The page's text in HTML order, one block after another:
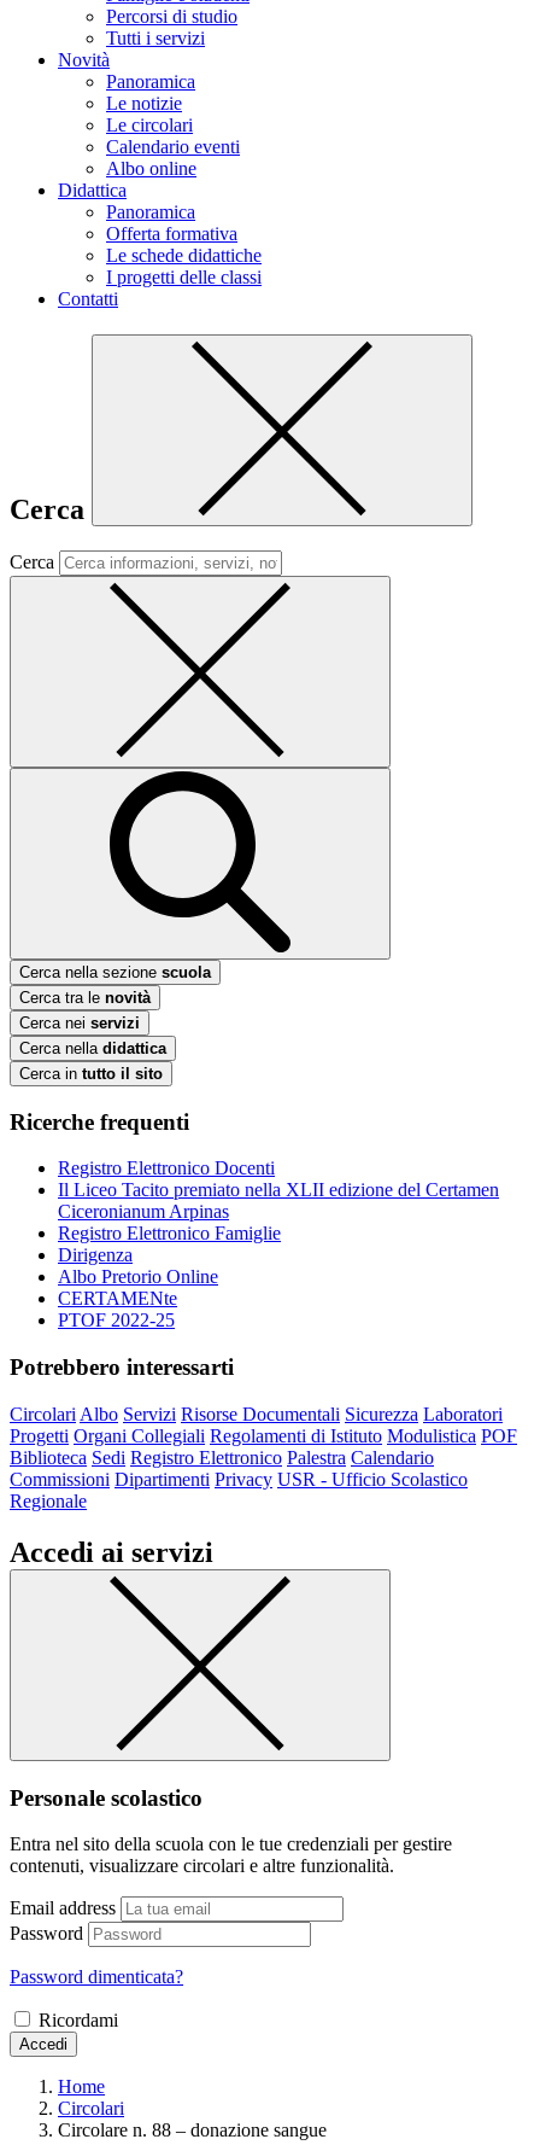
Percorsi di studio
Tutti i servizi
Novità
Panoramica
Le notizie
Le circolari
Calendario eventi
Albo online
Didattica
Panoramica
Offerta formativa
Le schede didattiche
I progetti delle classi
Contatti
Cerca
Cerca
Cerca nella sezione scuola
Cerca tra le novità
Cerca nei servizi
Cerca nella didattica
Cerca in tutto il sito
Ricerche frequenti
Registro Elettronico Docenti
Il Liceo Tacito premiato nella XLII edizione del Certamen
Ciceronianum Arpinas
Registro Elettronico Famiglie
Dirigenza
Albo Pretorio Online
CERTAMENte
PTOF 2022-25
Potrebbero interessarti
Circolari Albo Servizi Risorse Documentali Sicurezza Laboratori
Progetti Organi Collegiali Regolamenti di Istituto Modulistica POF
Biblioteca Sedi Registro Elettronico Palestra Calendario
Commissioni Dipartimenti Privacy USR - Ufficio Scolastico
Regionale
Accedi ai servizi
Personale scolastico
Entra nel sito della scuola con le tue credenziali per gestire
contenuti, visualizzare circolari e altre funzionalità.
Email address
Password
Password dimenticata?
Ricordami
Accedi
Home
Circolari
Circolare n. 88 – donazione sangue